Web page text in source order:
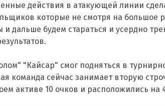
действия в атакующей линии
которые не смотря на большое
дальше будем стараться и усердно
"Кайсар" смог подняться в
команда сейчас занимает вторую
активе 10 очков и расположились на